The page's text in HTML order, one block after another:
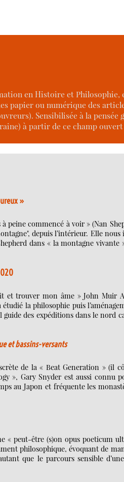
en Histoire et
papier ou numérique des
Sensibilisée à la
à partir de ce champ
»
à peine commencé à voir » (Nan
depuis l’intérieur. Elle
dans « la montagne
trouver mon âme » John Muir
étudié la philosophie puis
des expéditions dans le nord
et bassins-versants
de la « Beat Generation » (il
», Gary Snyder est aussi connu
au Japon et fréquente les
« peut-être (s)on opus poeticum
philosophique, évoquant de
que le parcours sensible